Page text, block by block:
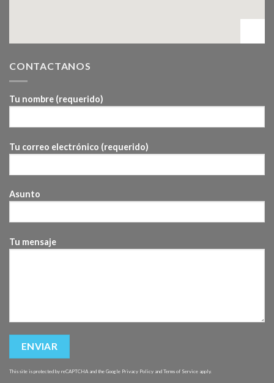
CONTACTANOS
Tu nombre (requerido)
Tu correo electrónico (requerido)
Asunto
Tu mensaje
This site is protected by reCAPTCHA and the Google Privacy Policy and Terms of Service apply.